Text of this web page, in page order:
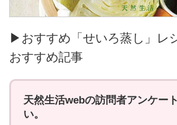
▶おすすめ「せいろ蒸し」レ
おすすめ記事